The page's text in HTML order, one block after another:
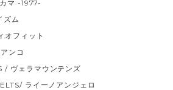
マ -1977-
ズム
フィット
ンコ
ヴェラマウンテンズ
ライーノアンジェロ